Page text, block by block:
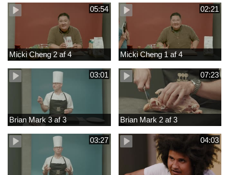
05:54
Micki Cheng 2 af 4
02:21
Micki Cheng 1 af 4
03:01
Brian Mark 3 af 3
07:23
Brian Mark 2 af 3
03:27 04:03